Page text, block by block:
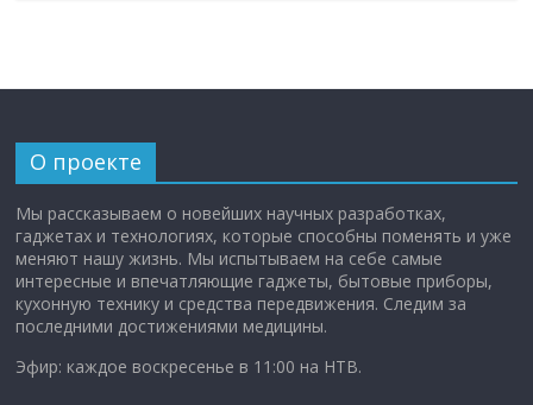
О проекте
Мы рассказываем о новейших научных разработках,
гаджетах и технологиях, которые способны поменять и уже
меняют нашу жизнь. Мы испытываем на себе самые
интересные и впечатляющие гаджеты, бытовые приборы,
кухонную технику и средства передвижения. Следим за
последними достижениями медицины.
Эфир: каждое воскресенье в 11:00 на НТВ.